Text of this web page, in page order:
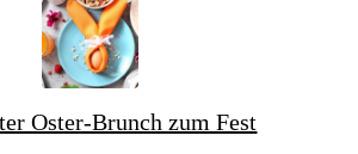
Oster-Brunch zum Fest